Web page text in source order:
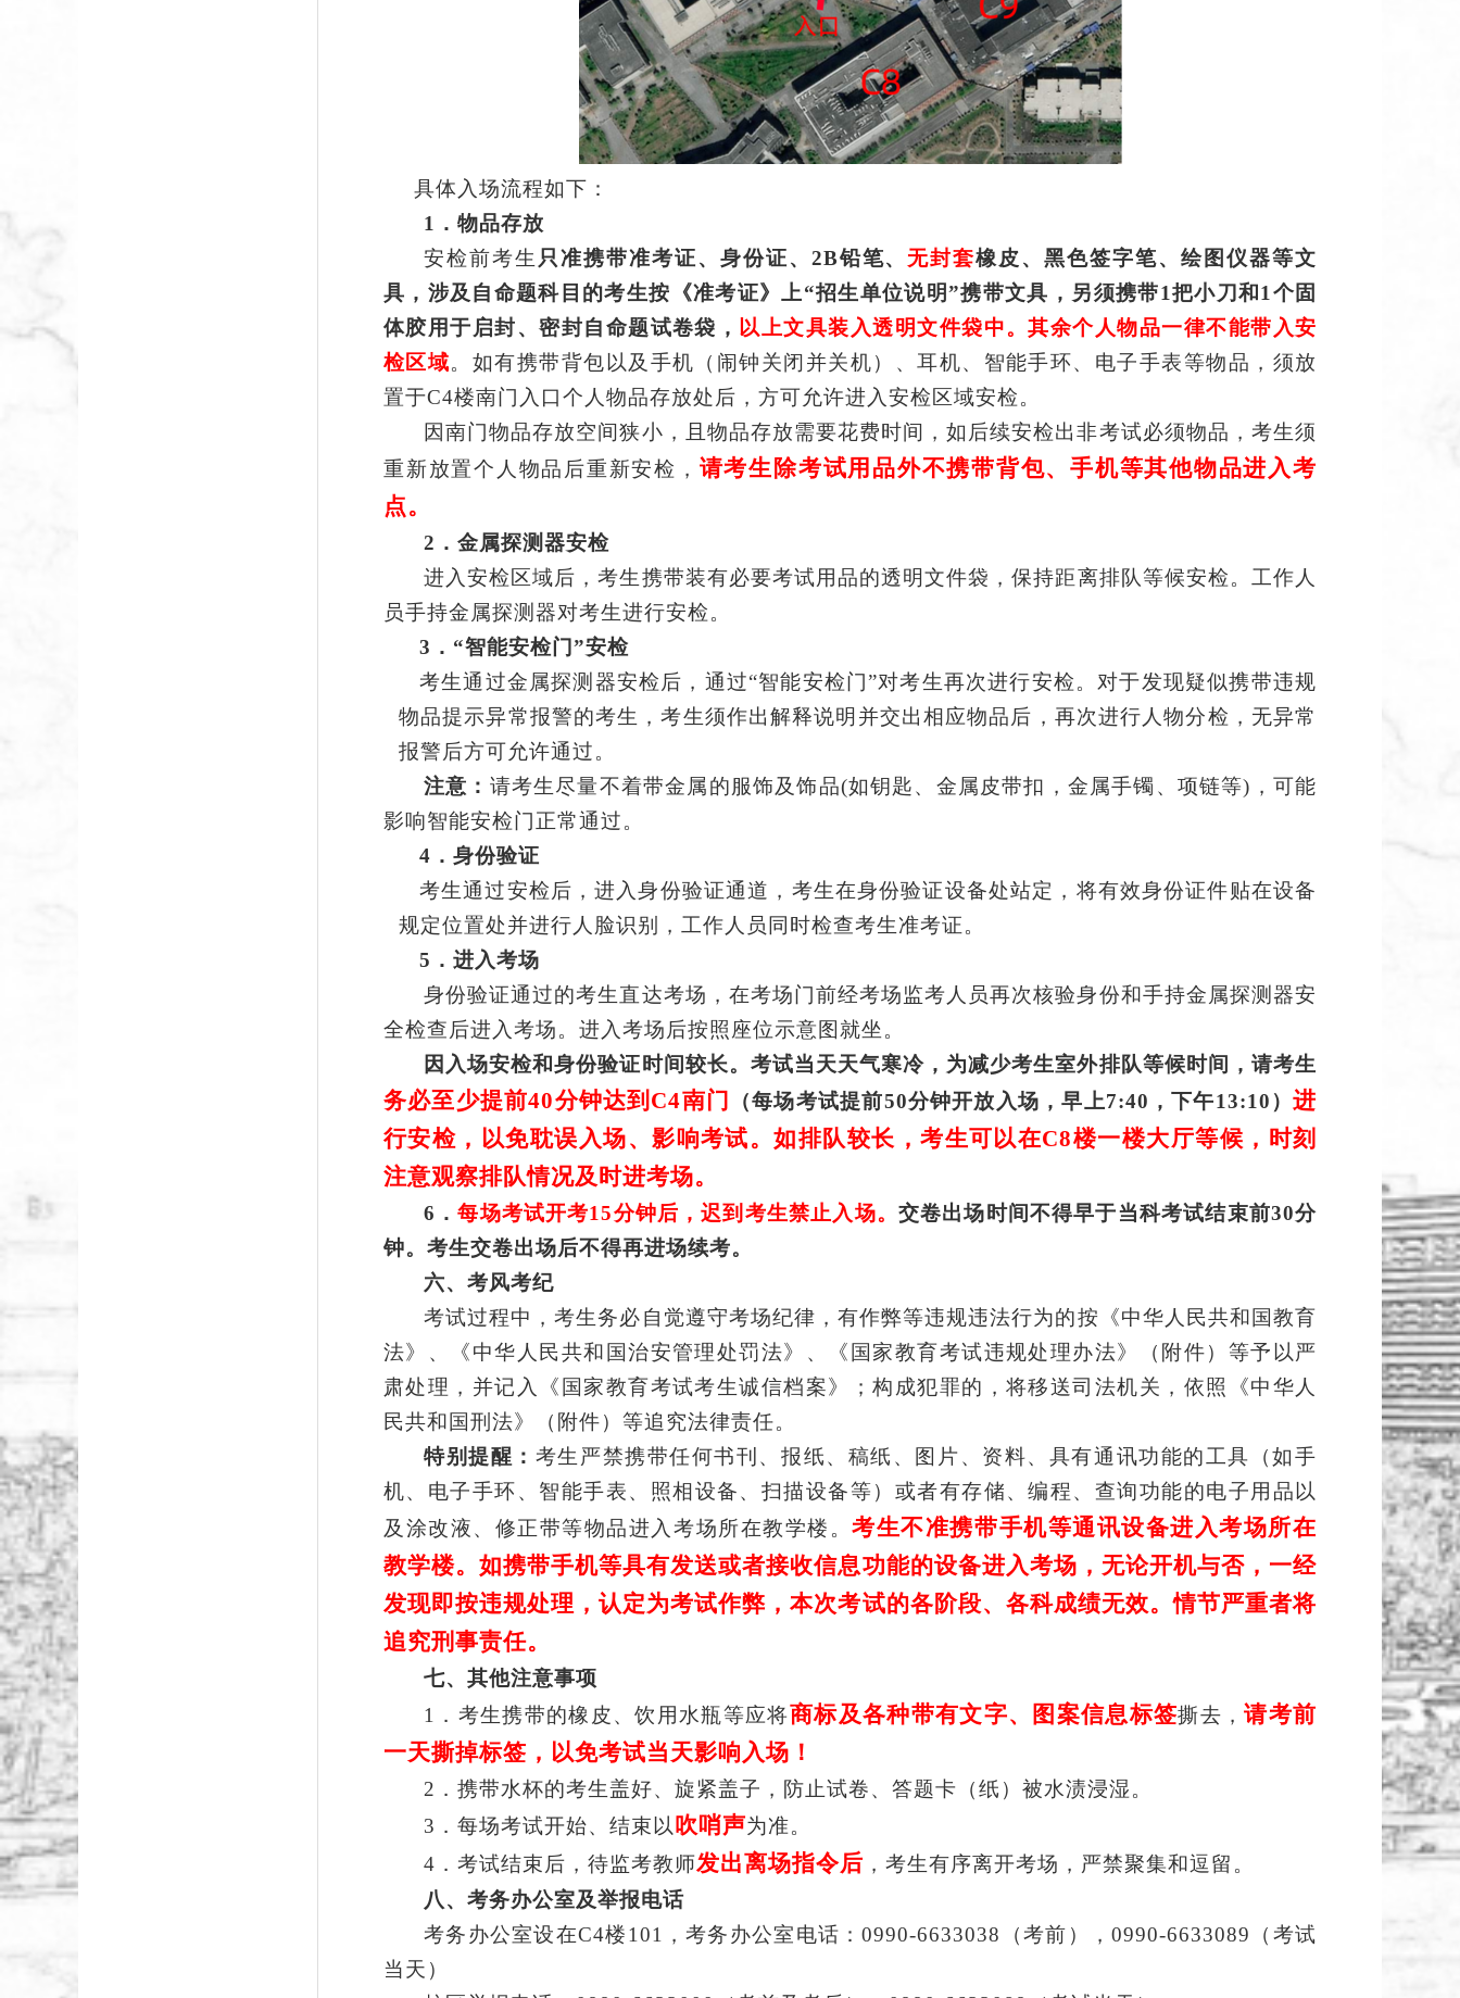
具体入场流程如下：
1 ．物品存放
安检前考生 只准携带准考证、身份证、 2B铅笔、 无封套橡皮、黑色签字笔、绘图仪器等文
具，涉及自命题科目的考生按《准考证》上“招生单位说明”携带文具，另须携带1把小刀和1个固
体胶用于启封、密封自命题试卷袋， 以上文具装入透明文件袋中。其余个人物品一律不能带入安
检区域。如有携带背包以及手机（闹钟关闭并关机）、耳机、智能手环、电子手表等物品，须放
置于C4楼南门入口个人物品存放处后，方可允许进入安检区域安检。
因南门物品存放空间狭小，且物品存放需要花费时间，如后续安检出非考试必须物品，考生须
重新放置个人物品后重新安检， 请考生除考试用品外不携带背包、手机等其他物品进入考
点。
2 ．金属探测器安检
进入安检区域后，考生携带装有必要考试用品的透明文件袋 ，保持距离排队等候安检。 工作人
员手持金属探测器对考生进行安检。
3 ． “智能安检门”安检
考生通过金属探测器安检后，通过“智能安检门”对考生再次进行安检。对于发现疑似携带违规
物品提示异常报警的考生，考生须作出解释说明并交出相应物品后，再次进行人物分检，无异常
报警后方可允许通过。
注意： 请考生尽量不着带金属的服饰及饰品(如钥匙、金属皮带扣，金属手镯、项链等)，可能
影响智能安检门正常通过。
4．身份验证
考生通过安检后，进入身份验证通道，考生在身份验证设备处站定，将有效身份证件贴在设备
规定位置处并进行人脸识别，工作人员同时检查考生准考证。
5． 进入考场
身份验证通过的考生直达考场，在考场门前经考场监考人员再次核验身份和手持金属探测器安
全检查后进入考场。进入考场后按照座位示意图就坐。
因入场安检和身份验证时间较长。考试当天天气寒冷，为减少考生室外排队等候时间，请考生
务必至少提前40分钟达到 C4南门 （每场考试提前50分钟开放入场，早上7:40 ，下午13:10 ）进
行安检，以免耽误入场、影响考试。如排队较长，考生可以在C8楼一楼大厅等候，时刻
注意观察排队情况及时进考场。
6．每场考试开考15分钟后，迟到考生禁止入场。 交卷出场时间不得早于当科考试结束前30分
钟。考生交卷出场后不得再进场续考。
六、考风考纪
考试过程中 ，考生务必自觉遵守考场纪律，有作弊等违规违法行为的按《中华人民共和国教育
法》、《中华人民共和国治安管理处罚法》、《国家教育考试违规处理办法》
（ 附件） 等予以严
肃处理，并记入《国家教育考试考生诚信档案》；构成犯罪的，将移送司法机关，依照《中华人
民共和国刑法》
（ 附件） 等追究法律责任。
特别提醒： 考生 严禁携带任何书刊、报纸、稿纸、图片、资料、具有通讯功能的工具（如手
机、 电子手环、 智能手表、照相设备、扫描设备等）或者有存储、编程、查询功能的电子用品以
及涂改液、修正带等物品进入考场所在教学楼 。考生不准携带手机等通讯设备进入考场所在
教学楼。如携带手机等具有发送或者接收信息功能的设备进入考场，无论开机与否，一经
发现即按违规处理，认定为考试作弊，本次考试的各阶段、各科成绩无效。情节严重者将
追究刑事责任。
七、其他注意事项
1． 考生携带的橡皮、饮用水瓶等应将商标及各种带有文字、图案信息标签撕去，请考前
一天撕掉标签，以免考试当天影响入场！
2． 携带水杯的考生盖好、旋紧盖子，防止试卷、答题卡（纸）被水渍浸湿。
3．每场考试开始、结束以吹哨声为准。
4．考试结束后，待监考教师发出离场指令后 ，考生有序离开考场，严禁聚集和逗留。
八 、考务办公室及举报电话
考务办公室设在C4楼101 ，考务办公室电话：0990-6633038（考前），0990-6633089（考试
当天）